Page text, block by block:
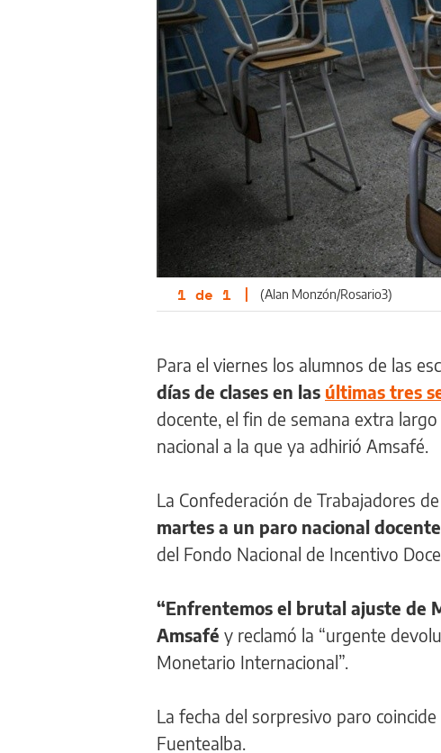
1 de 1 | (Alan Monzón/Rosario3)
Para el viernes los alumnos de las
días de clases en las últimas tres
docente, el fin de semana extra
nacional a la que ya adhirió Amsafé.
La Confederación de Trabajadores
martes a un paro nacional docente
del Fondo Nacional de Incentivo
“Enfrentemos el brutal ajuste de
Amsafé y reclamó la “urgente
Monetario Internacional”.
La fecha del sorpresivo paro
Fuentealba.